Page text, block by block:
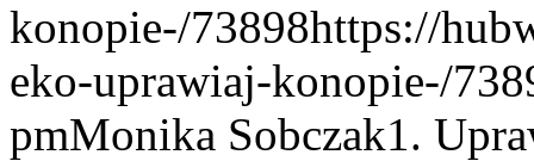
konopie-/73898https://
eko-uprawiaj-konopie-/
pmMonika Sobczak1. Uprawa Indoor- Cykl życia konopi - “Dobre ziele przychodzi do tych, którzy cierpliwie czekają”. Ile czasu potrzeba, aby uzyskać plon z uprawy w pomieszczeniu?Średni czas dla większości roślin konopi indyjskich wynosi ok. 4 miesiące. Proces uzależniony jest od wielu czynników, które mają wpływ na uprawę. Na samym początku trudno jest określić, kiedy roślina uzyska pełną dojrzałość. Mamy jednak ogólny harmonogram, który pozwala nam monitorować i kontrolować każdy etap rozwoju marihuany. Każdy nowy hodowca powinien się z nim zapoznać, aby mieć pełną kontrolę nad uprawą. Pomaga to również w pełni zrozumieć tę roślinę i nawiązać swego rodzaju “więź”. Należy pamiętać, że do uprawy potrzebne są: wiedza, umiejętności, ale też serce i powołanie. Każda roślina to żywy organizm. Kiedy traktujemy je zbyt prymitywnie i przedmiotowo, nie mamy szans na dobre i obfite zbiory. Uprawa konopi indoor, czyli pod lampami wymaga co najmniej podstawowej wiedzy w tym temacie. Dziś dokładnie omówimy cykl życia konopi, co stanowi absolutna podstawę do tego, aby zrozumieć te roślinę, zanim przejdziemy do jej uprawy. Średni cykl życia konopi:Rozróżnia się cztery odrębne fazy cyklu życia rośliny:• kiełkowanie: 1-14 dni• sadzonka: 2-3 tygodnie• wegetacja: 2-8 tygodni• kwitnienie: 8-10 tygodni Można ominąć fazy: kiełkowania i sadzonek, jeśli użyjemy “klonów” zamiast nasion. Jednak na tym etapie zakładamy, że zaczynamy naszą konopną uprawę od partii zdrowych, feminizowanych nasion*Bierzemy pod uwagę również to, że wybrane nasiona są wrażliwe na fotoperiod**. Oznacza to, że ich cykl kwitnienia zależy od ilości światła, na które jest wystawiona roślina. Przejdźmy do omówienia każdej fazy cyklu.1. Faza Kiełkowania:Można sadzić nasiona bezpośrednio do gleby, jednak zdecydowana większość hodowców woli, aby